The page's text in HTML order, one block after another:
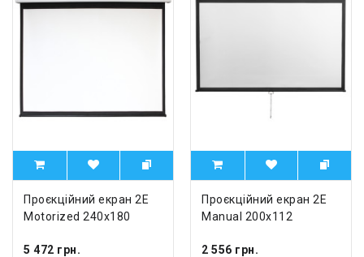
Проєкційний екран 2E
Motorized 240x180
5 472 грн.
Проєкційний екран 2E
Manual 200x112
2 556 грн.